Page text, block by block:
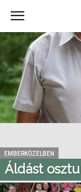
RomKat.ro
EMBERKÖZELBEN
Áldást